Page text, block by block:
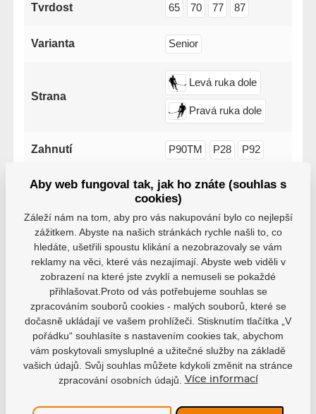
Tvrdost 65 70 77 87
Varianta Senior
Strana
Levá ruka dole
Pravá ruka dole
Zahnutí P90TM P28 P92
Řada Vapor
Délka Hokejky 157 cm 152 cm
Varianty
Senior, 65, L, P92, BA26
EAN: 688698814323
Není skladem
7 799 Kč
Aby web fungoval tak, jak ho znáte (souhlas s
cookies)
Záleží nám na tom, aby pro vás nakupování bylo co nejlepší
zážitkem. Abyste na našich stránkách rychle našli to, co
hledáte, ušetřili spoustu klikání a nezobrazovaly se vám
reklamy na věci, které vás nezajímají. Abyste web viděli v
zobrazení na které jste zvyklí a nemuseli se pokaždé
přihlašovat.Proto od vás potřebujeme souhlas se
zpracováním souborů cookies - malých souborů, které se
dočasně ukládají ve vašem prohlížeči. Stisknutím tlačítka „V
pořádku“ souhlasíte s nastavením cookies tak, abychom
vám poskytovali smysluplné a užitečné služby na základě
vašich údajů. Svůj souhlas můžete kdykoli změnit na stránce
zpracování osobních údajů.
Více informací